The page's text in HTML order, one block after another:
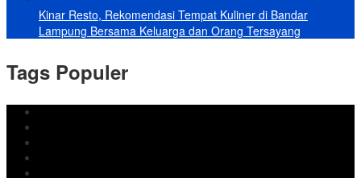
Kinar Resto, Rekomendasi Tempat Kuliner di Bandar
Lampung Bersama Keluarga dan Orang Tersayang
Tags Populer